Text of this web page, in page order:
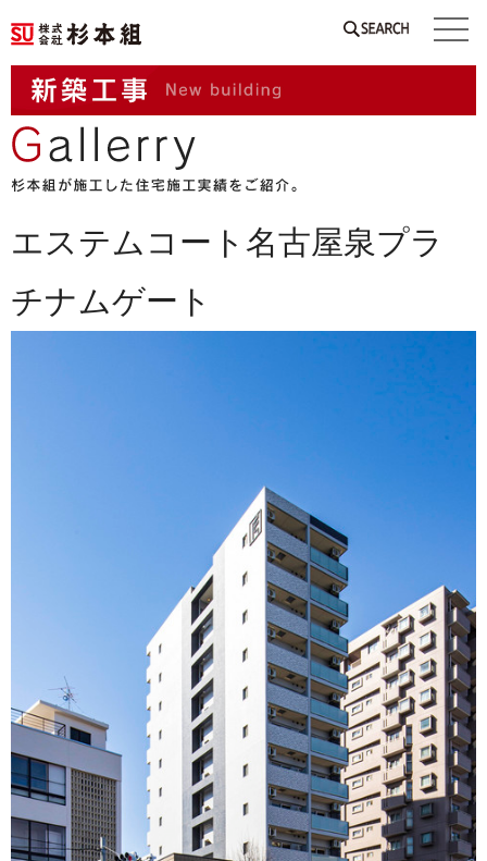
SEARCH
エステムコート名古屋泉プラ
チナムゲート